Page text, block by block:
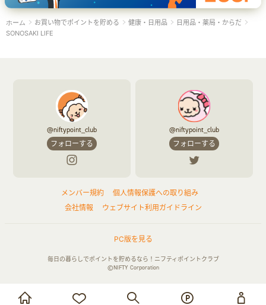
お買い物・サービス利用で貯める
ホーム お買い物でポイントを貯める 健康・日用品
日用品・薬局・からだ
SONOSAKI LIFE
@niftypoint_club
フォローする
@niftypoint_club
フォローする
メンバー規約
個人情報保護への取り組み
会社情報
ウェブサイト利用ガイドライン
PC版を見る
毎日の暮らしでポイントを貯めるなら！ニフティポイントクラブ
©NIFTY Corporation